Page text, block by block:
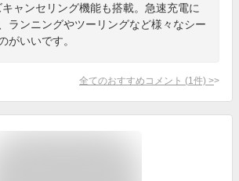
ャンセリング機能も搭載。急速充電に
ランニングやツーリングなど様々なシー
がいいです。
全てのおすすめコメント (1 件) >